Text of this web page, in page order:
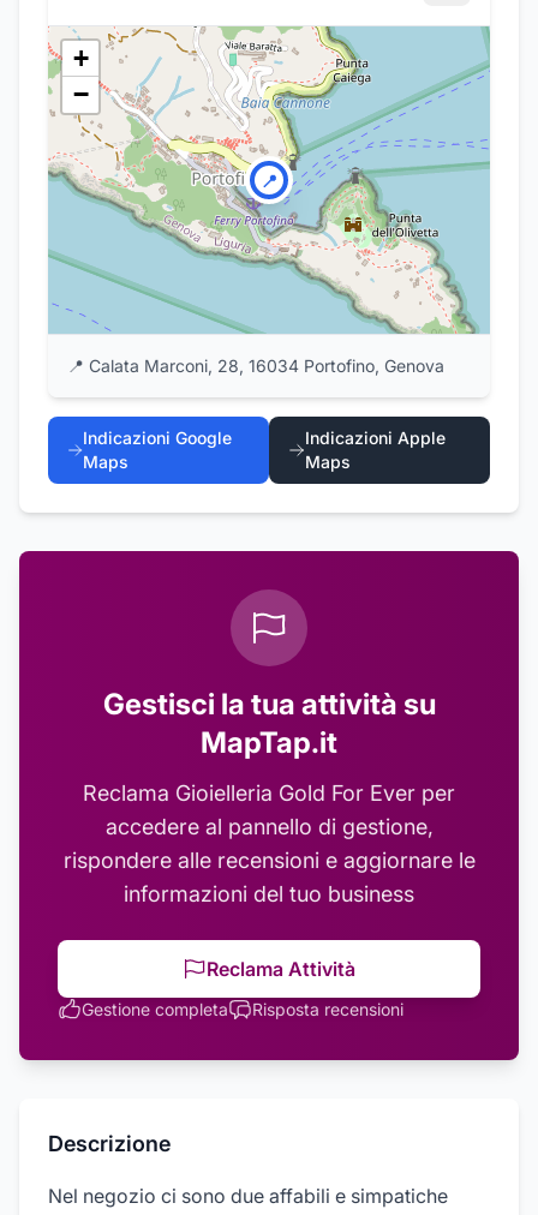
📍
+
−
📍 Calata Marconi, 28, 16034 Portofino, Genova
Indicazioni Google
Maps
Indicazioni Apple
Maps
Gestisci la tua attività su
MapTap.it
Reclama Gioielleria Gold For Ever per
accedere al pannello di gestione,
rispondere alle recensioni e aggiornare le
informazioni del tuo business
Reclama Attività
Gestione completa Risposta recensioni
Descrizione
Nel negozio ci sono due affabili e simpatiche